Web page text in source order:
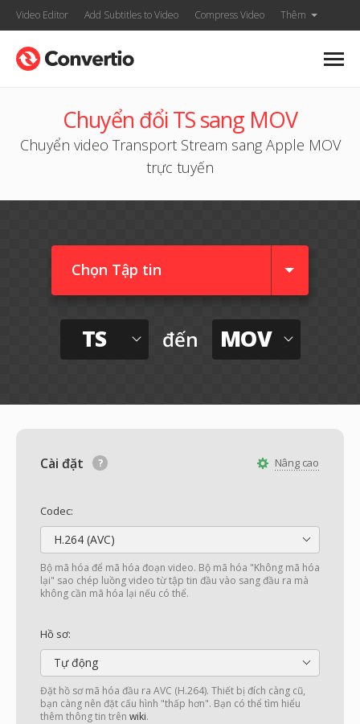
Video Editor Add Subtitles to Video Compress Video Thêm
Chuyển đổi TS sang MOV
Chuyển video Transport Stream sang Apple MOV
trực tuyến
Chọn Tập tin
TS đến MOV
Nâng cao
Cài đặt
Codec:
H.264 (AVC)
Bộ mã hóa để mã hóa đoạn video. Bộ mã hóa "Không mã hóa
lại" sao chép luồng video từ tập tin đầu vào sang đầu ra mà
không cần mã hóa lại nếu có thể.
Hồ sơ:
Tự động
Đặt hồ sơ mã hóa đầu ra AVC (H.264). Thiết bị đích càng cũ,
bạn càng nên đặt cấu hình "thấp hơn". Bạn có thể tìm hiểu
thêm thông tin trên wiki.